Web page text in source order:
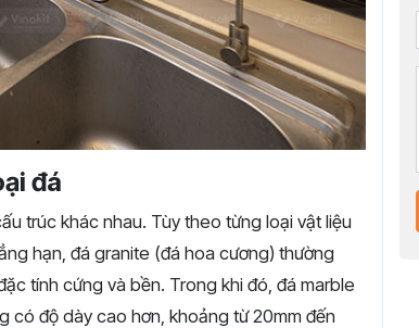
đá
trúc khác nhau. Tùy theo từng loại vật liệu
hạn, đá granite (đá hoa cương) thường
tính cứng và bền. Trong khi đó, đá marble
có độ dày cao hơn, khoảng từ 20mm đến